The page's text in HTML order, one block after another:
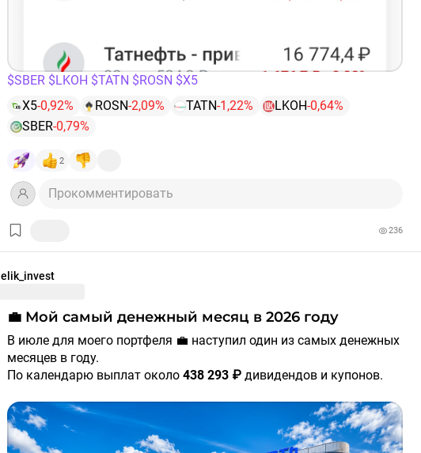
$SBER $LKOH $TATN $ROSN $X5
X5-0,92% ROSN-2,09% TATN-1,22% LKOH-0,64%
SBER-0,79%
2
Прокомментировать
236
lelik_invest
💼 Мой самый денежный месяц в 2026 году
В июле для моего портфеля 💼 наступил один из самых денежных
месяцев в году.
По календарю выплат около 438 293 ₽ дивидендов и купонов.
Для сравнения:
несколько лет назад примерно такая сумма
приходила мне за целый год.
Сейчас это максимальная месячная выплата в этом году 💪